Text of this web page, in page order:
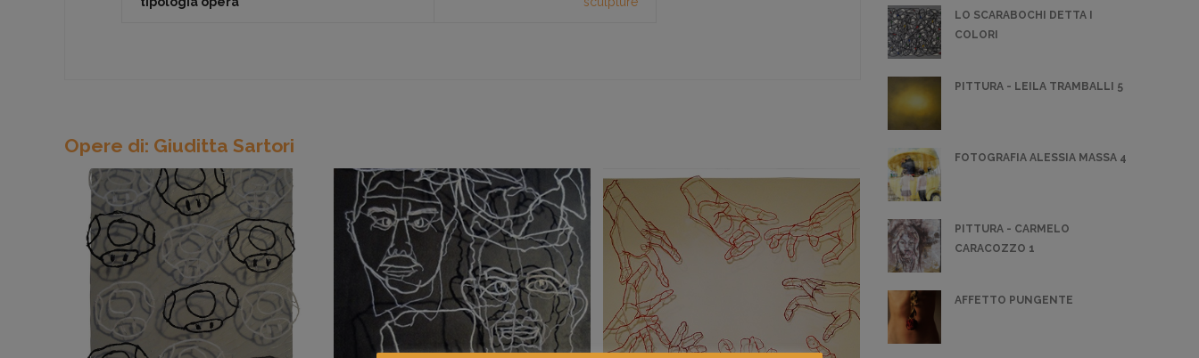
Opere di: Giuditta Sartori
LO SCARABOCHI DETTA I
COLORI
PITTURA - LEILA TRAMBALLI 5
FOTOGRAFIA ALESSIA MASSA 4
PITTURA - CARMELO
CARACOZZO 1
AFFETTO PUNGENTE